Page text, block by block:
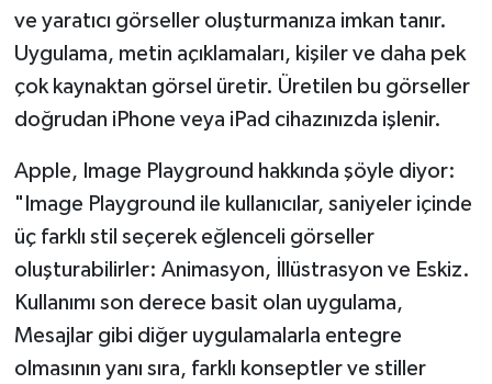
ve yaratıcı görseller oluşturmanıza imkan tanır.
Uygulama, metin açıklamaları, kişiler ve daha pek
çok kaynaktan görsel üretir. Üretilen bu görseller
doğrudan iPhone veya iPad cihazınızda işlenir.
Apple, Image Playground hakkında şöyle diyor:
"Image Playground ile kullanıcılar, saniyeler içinde
üç farklı stil seçerek eğlenceli görseller
oluşturabilirler: Animasyon, İllüstrasyon ve Eskiz.
Kullanımı son derece basit olan uygulama,
Mesajlar gibi diğer uygulamalarla entegre
olmasının yanı sıra, farklı konseptler ve stiller